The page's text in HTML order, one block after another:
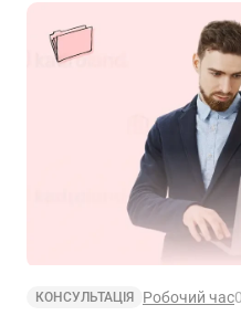
КОНСУЛЬТАЦІЯ Робочий час